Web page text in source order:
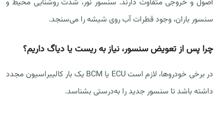
اصول و خروجی متفاوت دارند. سنسور نور، شدت روشنایی محیط و
سنسور باران، وجود قطرات آب روی شیشه را می‌سنجد.
چرا پس از تعویض سنسور، نیاز به ریست یا دیاگ داریم؟
در برخی خودروها، لازم است ECU یا BCM یک بار کالیبراسیون مجدد
داشته باشد تا سنسور جدید را به‌درستی بشناسد.